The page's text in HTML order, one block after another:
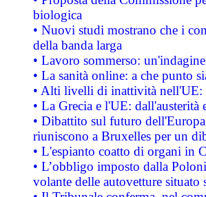
biologica
• Nuovi studi mostrano che i
della banda larga
• Lavoro sommerso:
• La sanità online: a che punto
• Alti livelli di inattività nell'UE:
• La Grecia e l'UE: dall'austerità
• Dibattito sul futuro
riuniscono a Bruxelles per un
• L'espianto coatto di organi in
• L’obbligo imposto dalla
volante delle autovetture